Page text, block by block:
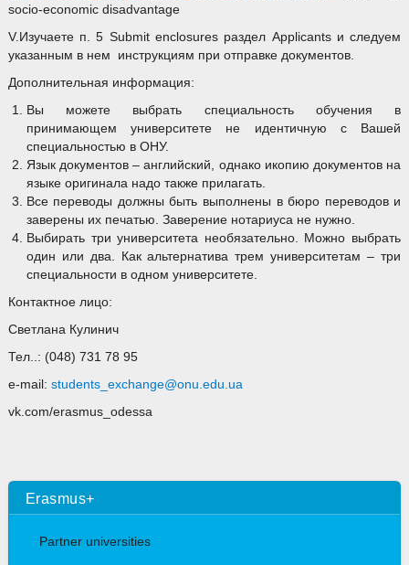
socio-economic disadvantage
V.Изучаете п. 5 Submit enclosures раздел Applicants и следуем
указанным в нем инструкциям при отправке документов.
Дополнительная информация:
Вы можете выбрать специальность обучения в
принимающем университете не идентичную с Вашей
специальностью в ОНУ.
Язык документов – английский, однако икопию документов на
языке оригинала надо также прилагать.
Все переводы должны быть выполнены в бюро переводов и
заверены их печатью. Заверение нотариуса не нужно.
Выбирать три университета необязательно. Можно выбрать
один или два. Как альтернатива трем университетам – три
специальности в одном университете.
Контактное лицо:
Светлана Кулинич
Тел..: (048) 731 78 95
e-mail: students_exchange@onu.edu.ua
vk.com/erasmus_odessa
Erasmus+
Partner universities